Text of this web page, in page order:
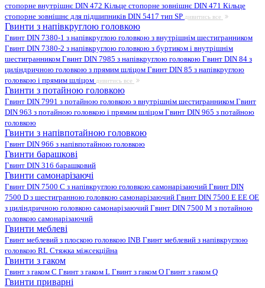
стопорне внутрішнє DIN 472 Кільце стопорне зовнішнє DIN 471 Кільце
стопорне зовнішнє для підшипників DIN 5417 тип SP дивитись все
Гвинти з напівкруглою головкою
Гвинт DIN 7380-1 з напівкруглою головкою з внутрішнім шестигранником
Гвинт DIN 7380-2 з напівкруглою головкою з буртиком і внутрішнім
шестигранником Гвинт DIN 7985 з напівкруглою головкою Гвинт DIN 84 з
циліндричною головкою з прямим шліцом Гвинт DIN 85 з напівкруглою
головкою і прямим шліцом дивитись все
Гвинти з потайною головкою
Гвинт DIN 7991 з потайною головкою з внутрішнім шестигранником Гвинт
DIN 963 з потайною головкою і прямим шліцом Гвинт DIN 965 з потайною
головкою
Гвинти з напівпотайною головкою
Гвинт DIN 966 з напівпотайною головкою
Гвинти барашкові
Гвинт DIN 316 барашковий
Гвинти самонарізаючі
Гвинт DIN 7500 C з напівкруглою головкою самонарізаючий Гвинт DIN
7500 D з шестигранною головкою самонарізаючий Гвинт DIN 7500 E EE OE
з циліндричною головкою самонарізаючий Гвинт DIN 7500 M з потайною
головкою самонарізаючий
Гвинти меблеві
Гвинт меблевий з плоскою головкою INB Гвинт меблевий з напівкруглою
головкою RL Стяжка міжсекційна
Гвинти з гаком
Гвинт з гаком C Гвинт з гаком L Гвинт з гаком O Гвинт з гаком Q
Гвинти приварні